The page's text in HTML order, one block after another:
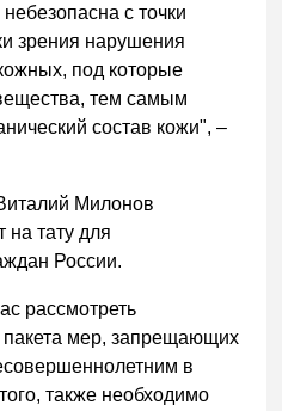
с точки
зрения нарушения
под которые
тем самым
состав кожи", –
Милонов
на тату для
России.
рассмотреть
пакета мер, запрещающих
в
также необходимо